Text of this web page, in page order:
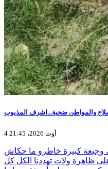
والمواطن ضحية...اشرف المذيوب
4 أوت 2026، 21:45
وجيعة كبيرة خاطرو ما حكاش
ولات تهددنا الكل كل